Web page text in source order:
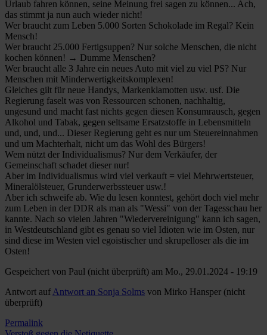
Urlaub fahren können, seine Meinung frei sagen zu können... Ach,
das stimmt ja nun auch wieder nicht!
Wer braucht zum Leben 5.000 Sorten Schokolade im Regal? Kein
Mensch!
Wer braucht 25.000 Fertigsuppen? Nur solche Menschen, die nicht
kochen können! → Dumme Menschen?
Wer braucht alle 3 Jahre ein neues Auto mit viel zu viel PS? Nur
Menschen mit Minderwertigkeitskomplexen!
Gleiches gilt für neue Handys, Markenklamotten usw. usf. Die
Regierung faselt was von Ressourcen schonen, nachhaltig,
ungesund und macht fast nichts gegen diesen Konsumrausch, gegen
Alkohol und Tabak, gegen seltsame Ersatzstoffe in Lebensmitteln
und, und, und... Dieser Regierung geht es nur um Steuereinnahmen
und um Machterhalt, nicht um das Wohl des Bürgers!
Wem nützt der Individualismus? Nur dem Verkäufer, der
Gemeinschaft schadet dieser nur!
Aber im Individualismus wird viel verkauft = viel Mehrwertsteuer,
Mineralölsteuer, Grunderwerbssteuer usw.!
Aber ich schweife ab. Wie du lesen konntest, gehört doch viel mehr
zum Leben in der DDR als man als "Wessi" von der Tagesschau her
kannte. Nach so vielen Jahren "Wiedervereinigung" kann ich sagen,
in Westdeutschland gibt es genau so viel Idioten wie im Osten, nur
sind diese im Westen viel egoistischer und skrupelloser als die im
Osten!
Gespeichert von Paul (nicht überprüft) am Mo., 29.01.2024 - 19:19
Antwort auf Antwort an Sonja Solms von Mirko Hansper (nicht
überprüft)
Permalink